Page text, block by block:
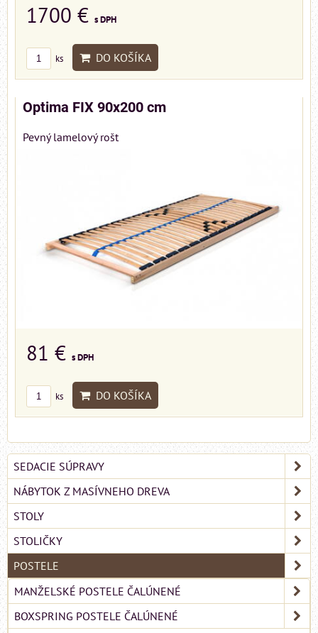
1700 € s DPH
ks DO KOŠÍKA
Optima FIX 90x200 cm
Pevný lamelový rošt
81 € s DPH
ks DO KOŠÍKA
SEDACIE SÚPRAVY
NÁBYTOK Z MASÍVNEHO DREVA
STOLY
STOLIČKY
POSTELE
MANŽELSKÉ POSTELE ČALÚNENÉ
BOXSPRING POSTELE ČALÚNENÉ